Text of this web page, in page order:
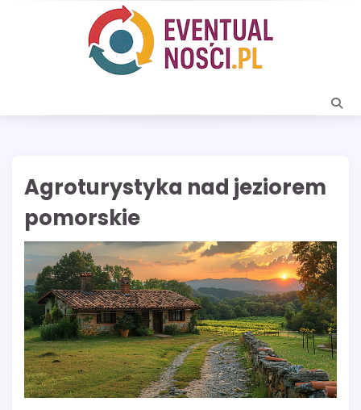
Agroturystyka nad jeziorem
pomorskie